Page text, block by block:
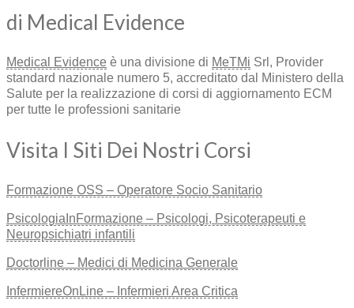
di Medical Evidence
Medical Evidence è una divisione di MeTMi Srl, Provider
standard nazionale numero 5, accreditato dal Ministero della
Salute per la realizzazione di corsi di aggiornamento ECM
per tutte le professioni sanitarie
Visita I Siti Dei Nostri Corsi
Formazione OSS – Operatore Socio Sanitario
PsicologiaInFormazione – Psicologi, Psicoterapeuti e
Neuropsichiatri infantili
Doctorline – Medici di Medicina Generale
InfermiereOnLine – Infermieri Area Critica